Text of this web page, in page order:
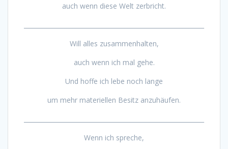
auch wenn diese Welt zerbricht.
Will alles zusammenhalten,
auch wenn ich mal gehe.
Und hoffe ich lebe noch lange
um mehr materiellen Besitz anzuhäufen.
Wenn ich spreche,